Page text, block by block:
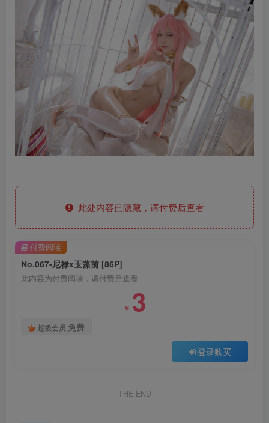
此处内容已隐藏，请付费后查看
No.067-尼禄x玉藻前 [86P]
此内容为付费阅读，请付费后查看
￥ 3
超级会员 免费
登录购买
付费阅读
THE END